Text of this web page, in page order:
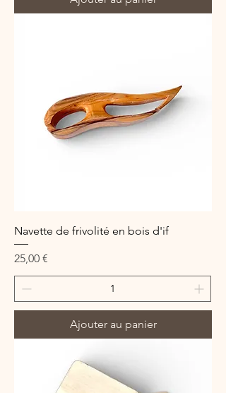
Navette de frivolité en bois d'if
Prix
25,00 €
Ajouter au panier